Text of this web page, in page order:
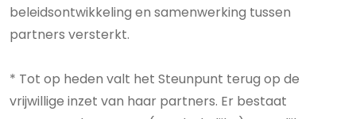
beleidsontwikkeling en samenwerking tussen
partners versterkt.
* Tot op heden valt het Steunpunt terug op de
vrijwillige inzet van haar partners. Er bestaat